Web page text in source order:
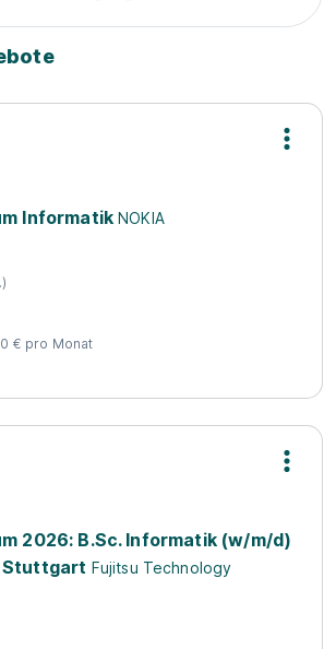
Informatik NOKIA
€ pro Monat
2026: B.Sc. Informatik (w/m/d)
Stuttgart Fujitsu Technology